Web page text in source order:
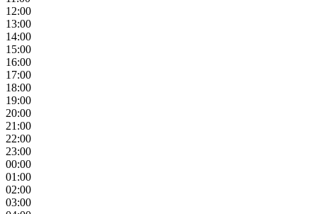
12:00
13:00
14:00
15:00
16:00
17:00
18:00
19:00
20:00
21:00
22:00
23:00
00:00
01:00
02:00
03:00